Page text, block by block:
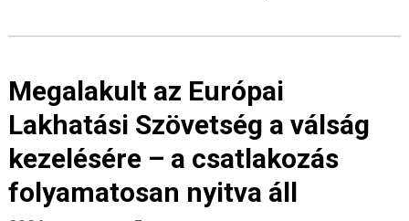
Megalakult az Európai
Lakhatási Szövetség a válság
kezelésére – a csatlakozás
folyamatosan nyitva áll